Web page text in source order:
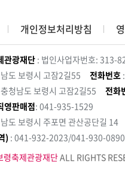
개인정보처리방침
관광재단: 법인사업자번호: 313-
도 보령시 고잠2길55 전화번호
청남도 보령시 고잠2길55 전화
영판매점: 041-935-1529
도 보령시 주포면 관산공단길 14
) : 041-932-2023/041-930-0890
령축제관광재단ALL RIGHTS